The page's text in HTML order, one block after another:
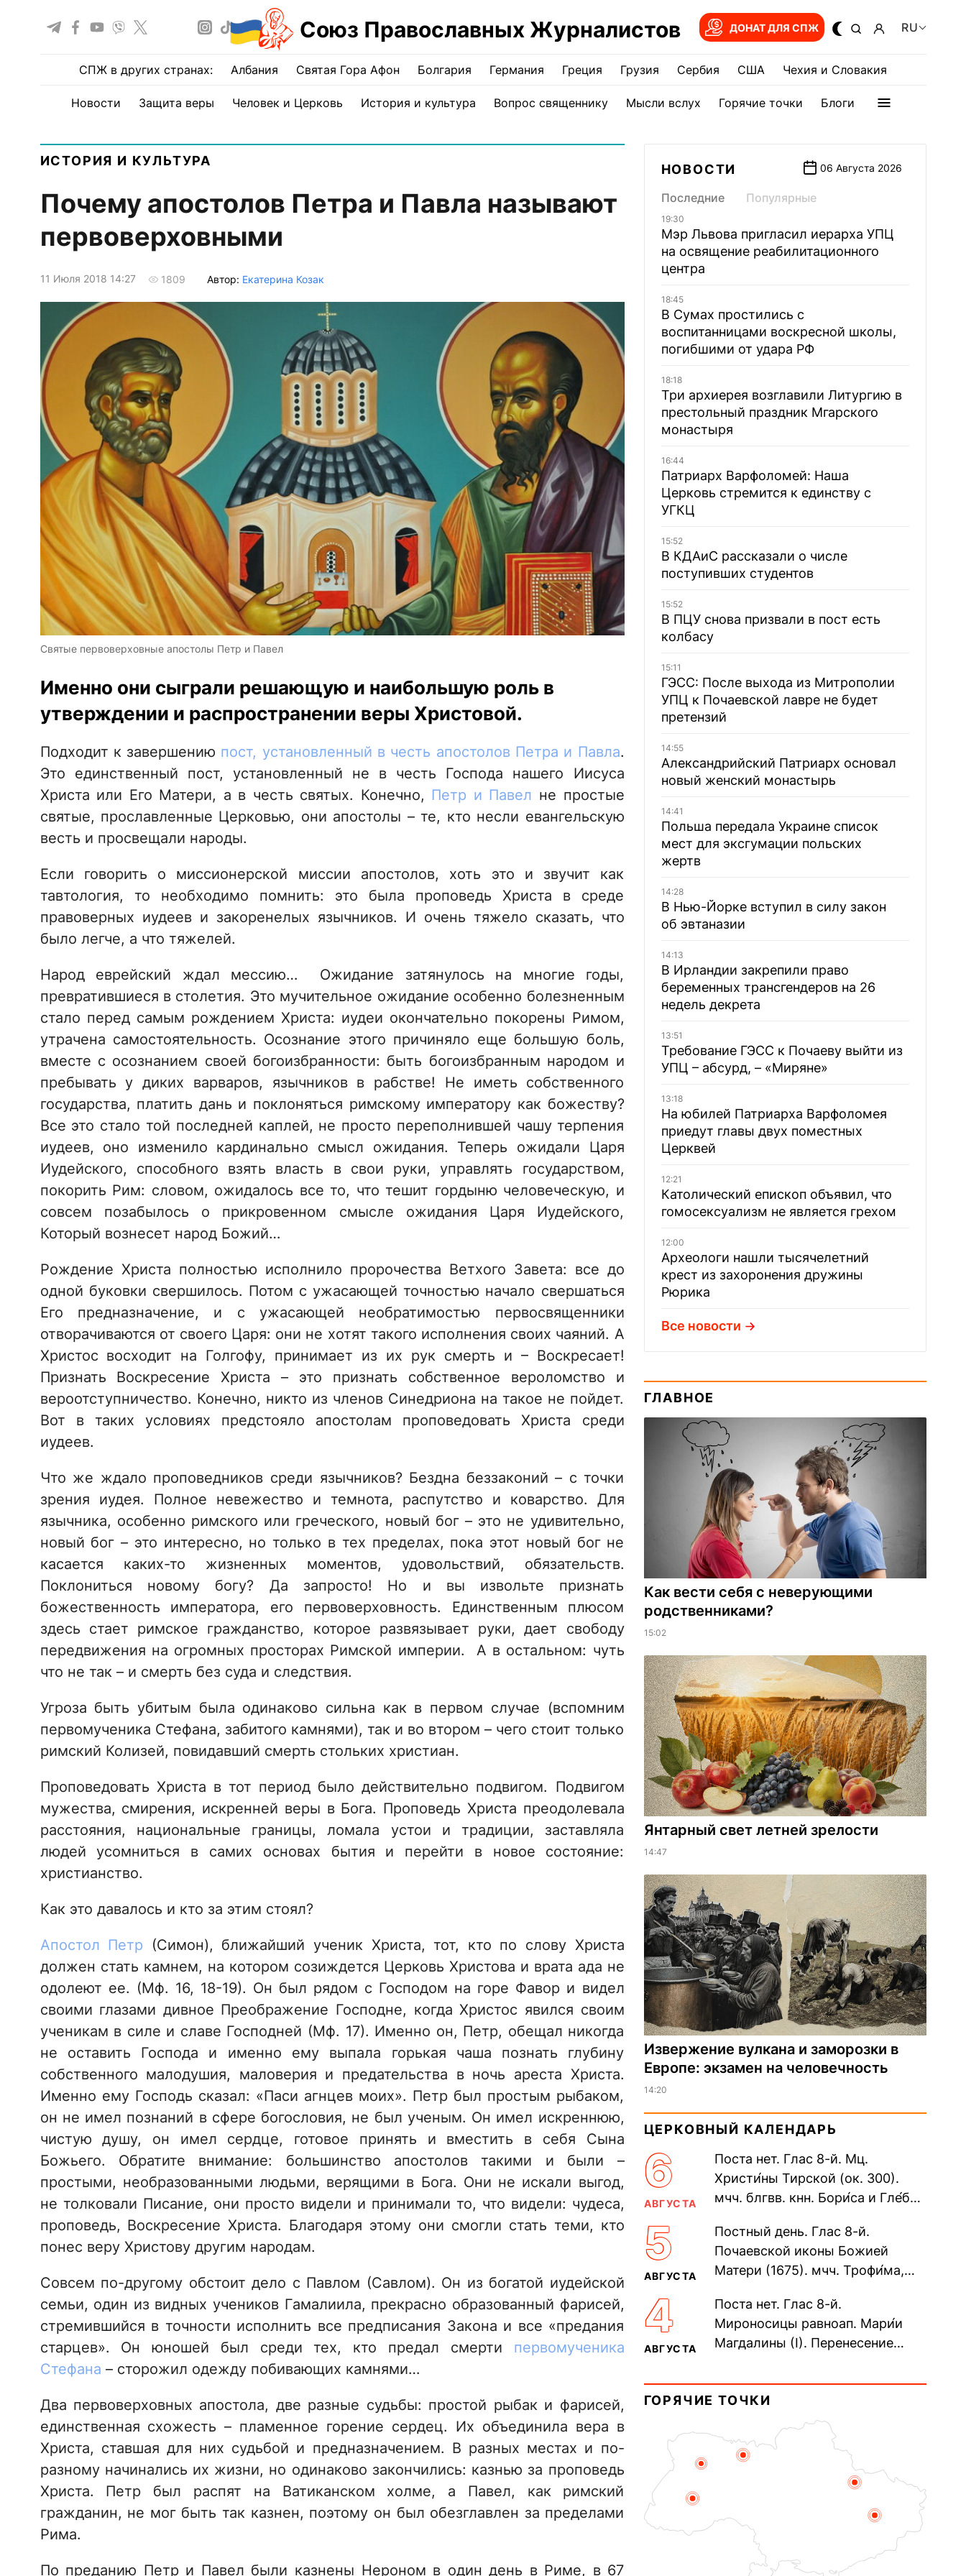
Союз Православных Журналистов ДОНАТ ДЛЯ СПЖ RU
СПЖ в других странах: Албания Святая Гора Афон Болгария Германия Греция Грузия Сербия США Чехия и Словакия
Новости Защита веры Человек и Церковь История и культура Вопрос священнику Мысли вслух Горячие точки Блоги
ИСТОРИЯ И КУЛЬТУРА
Почему апостолов Петра и Павла называют
первоверховными
11 Июля 2018 14:27 1809 Автор: Екатерина Козак
Святые первоверховные апостолы Петр и Павел
Именно они сыграли решающую и наибольшую роль в
утверждении и распространении веры Христовой.
Подходит к завершению пост, установленный в честь апостолов Петра и Павла.
Это единственный пост, установленный не в честь Господа нашего Иисуса
Христа или Его Матери, а в честь святых. Конечно, Петр и Павел не простые
святые, прославленные Церковью, они апостолы – те, кто несли евангельскую
весть и просвещали народы.
Если говорить о миссионерской миссии апостолов, хоть это и звучит как
тавтология, то необходимо помнить: это была проповедь Христа в среде
правоверных иудеев и закоренелых язычников. И очень тяжело сказать, что
было легче, а что тяжелей.
Народ еврейский ждал мессию… Ожидание затянулось на многие годы,
превратившиеся в столетия. Это мучительное ожидание особенно болезненным
стало перед самым рождением Христа: иудеи окончательно покорены Римом,
утрачена самостоятельность. Осознание этого причиняло еще большую боль,
вместе с осознанием своей богоизбранности: быть богоизбранным народом и
пребывать у диких варваров, язычников в рабстве! Не иметь собственного
государства, платить дань и поклоняться римскому императору как божеству?
Все это стало той последней каплей, не просто переполнившей чашу терпения
иудеев, оно изменило кардинально смысл ожидания. Теперь ожидали Царя
Иудейского, способного взять власть в свои руки, управлять государством,
покорить Рим: словом, ожидалось все то, что тешит гордыню человеческую, и
совсем позабылось о прикровенном смысле ожидания Царя Иудейского,
Который вознесет народ Божий…
Рождение Христа полностью исполнило пророчества Ветхого Завета: все до
одной буковки свершилось. Потом с ужасающей точностью начало свершаться
Его предназначение, и с ужасающей необратимостью первосвященники
отворачиваются от своего Царя: они не хотят такого исполнения своих чаяний. А
Христос восходит на Голгофу, принимает из их рук смерть и – Воскресает!
Признать Воскресение Христа – это признать собственное вероломство и
вероотступничество. Конечно, никто из членов Синедриона на такое не пойдет.
Вот в таких условиях предстояло апостолам проповедовать Христа среди
иудеев.
Что же ждало проповедников среди язычников? Бездна беззаконий – с точки
зрения иудея. Полное невежество и темнота, распутство и коварство. Для
язычника, особенно римского или греческого, новый бог – это не удивительно,
новый бог – это интересно, но только в тех пределах, пока этот новый бог не
касается каких-то жизненных моментов, удовольствий, обязательств.
Поклониться новому богу? Да запросто! Но и вы извольте признать
божественность императора, его первоверховность. Единственным плюсом
здесь стает римское гражданство, которое развязывает руки, дает свободу
передвижения на огромных просторах Римской империи. А в остальном: чуть
что не так – и смерть без суда и следствия.
Угроза быть убитым была одинаково сильна как в первом случае (вспомним
первомученика Стефана, забитого камнями), так и во втором – чего стоит только
римский Колизей, повидавший смерть стольких христиан.
Проповедовать Христа в тот период было действительно подвигом. Подвигом
мужества, смирения, искренней веры в Бога. Проповедь Христа преодолевала
расстояния, национальные границы, ломала устои и традиции, заставляла
людей усомниться в самих основах бытия и перейти в новое состояние:
христианство.
Как это давалось и кто за этим стоял?
Апостол Петр (Симон), ближайший ученик Христа, тот, кто по слову Христа
должен стать камнем, на котором созиждется Церковь Христова и врата ада не
одолеют ее. (Мф. 16, 18-19). Он был рядом с Господом на горе Фавор и видел
своими глазами дивное Преображение Господне, когда Христос явился своим
ученикам в силе и славе Господней (Мф. 17). Именно он, Петр, обещал никогда
не оставить Господа и именно ему выпала горькая чаша познать глубину
собственного малодушия, маловерия и предательства в ночь ареста Христа.
Именно ему Господь сказал: «Паси агнцев моих». Петр был простым рыбаком,
он не имел познаний в сфере богословия, не был ученым. Он имел искреннюю,
чистую душу, он имел сердце, готовое принять и вместить в себя Сына
Божьего. Обратите внимание: большинство апостолов такими и были –
простыми, необразованными людьми, верящими в Бога. Они не искали выгод,
не толковали Писание, они просто видели и принимали то, что видели: чудеса,
проповедь, Воскресение Христа. Благодаря этому они смогли стать теми, кто
понес веру Христову другим народам.
Совсем по-другому обстоит дело с Павлом (Савлом). Он из богатой иудейской
семьи, один из видных учеников Гамалиила, прекрасно образованный фарисей,
стремившийся в точности исполнить все предписания Закона и все «предания
старцев». Он юношей был среди тех, кто предал смерти первомученика
Стефана – сторожил одежду побивающих камнями…
Два первоверховных апостола, две разные судьбы: простой рыбак и фарисей,
единственная схожесть – пламенное горение сердец. Их объединила вера в
Христа, ставшая для них судьбой и предназначением. В разных местах и по-
разному начинались их жизни, но одинаково закончились: казнью за проповедь
Христа. Петр был распят на Ватиканском холме, а Павел, как римский
гражданин, не мог быть так казнен, поэтому он был обезглавлен за пределами
Рима.
По преданию Петр и Павел были казнены Нероном в один день в Риме, в 67
НОВОСТИ 06 Августа 2026
Последние Популярные
19:30
Мэр Львова пригласил иерарха УПЦ
на освящение реабилитационного
центра
18:45
В Сумах простились с
воспитанницами воскресной школы,
погибшими от удара РФ
18:18
Три архиерея возглавили Литургию в
престольный праздник Мгарского
монастыря
16:44
Патриарх Варфоломей: Наша
Церковь стремится к единству с
УГКЦ
15:52
В КДАиС рассказали о числе
поступивших студентов
15:52
В ПЦУ снова призвали в пост есть
колбасу
15:11
ГЭСС: После выхода из Митрополии
УПЦ к Почаевской лавре не будет
претензий
14:55
Александрийский Патриарх основал
новый женский монастырь
14:41
Польша передала Украине список
мест для эксгумации польских
жертв
14:28
В Нью-Йорке вступил в силу закон
об эвтаназии
14:13
В Ирландии закрепили право
беременных трансгендеров на 26
недель декрета
13:51
Требование ГЭСС к Почаеву выйти из
УПЦ – абсурд, – «Миряне»
13:18
На юбилей Патриарха Варфоломея
приедут главы двух поместных
Церквей
12:21
Католический епископ объявил, что
гомосексуализм не является грехом
12:00
Археологи нашли тысячелетний
крест из захоронения дружины
Рюрика
Все новости
ГЛАВНОЕ
Как вести себя с неверующими
родственниками?
15:02
Янтарный свет летней зрелости
14:47
Извержение вулкана и заморозки в
Европе: экзамен на человечность
14:20
ЦЕРКОВНЫЙ КАЛЕНДАРЬ
6
АВГУСТА
Поста нет. Глас 8-й. Мц.
Христи́ны Тирской (ок. 300).
мчч. блгвв. кнн. Бори́са и Гле́ба,
Дави́да (1015). Прп....
5
АВГУСТА
Постный день. Глас 8-й.
Почаевской иконы Божией
Матери (1675). мчч. Трофи́ма,
мучеников (284–305). прав.
воина Фео́дора...
4
АВГУСТА
Поста нет. Глас 8-й.
Мироносицы равноап. Мари́и
Магдалины (I). Перенесение
Синопского (403–404). Прп.
Корни́лия...
ГОРЯЧИЕ ТОЧКИ